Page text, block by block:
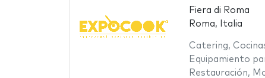
Fiera di Roma
Roma, Italia
Catering,
Equipamiento
Restauración,